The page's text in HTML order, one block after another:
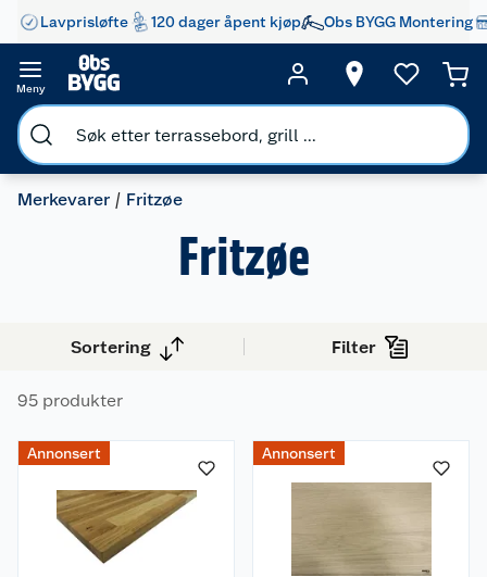
Lavprisløfte 120 dager åpent kjøp Obs BYGG Montering
Meny
Merkevarer Fritzøe
Fritzøe
Sortering Filter
95 produkter
Annonsert Annonsert